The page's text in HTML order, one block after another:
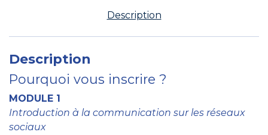
Description
Description
Pourquoi vous inscrire ?
MODULE 1
Introduction à la communication sur les réseaux
sociaux